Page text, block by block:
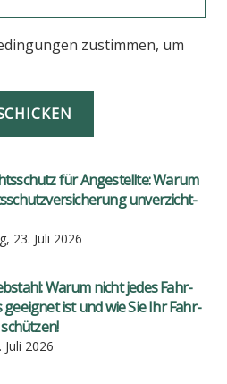
zustimmen, um
für Ange­stell­te: War­um
unver­zicht­
23. Juli 2026
War­um nicht jedes Fahr­
geeig­net ist und wie Sie Ihr Fahr­
2026